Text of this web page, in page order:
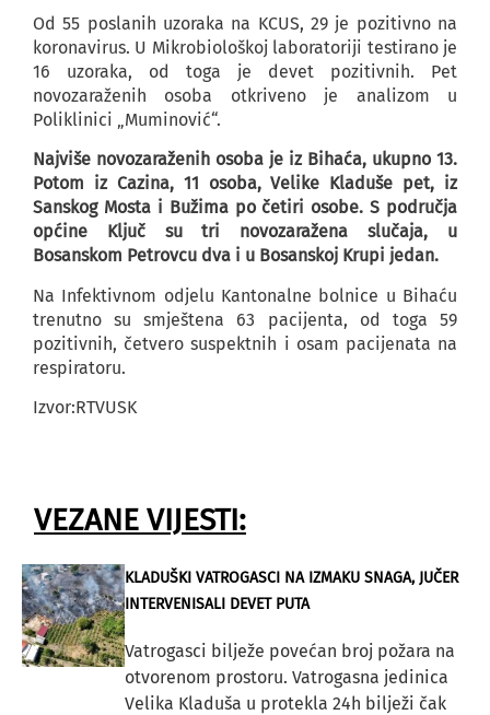
Od 55 poslanih uzoraka na KCUS, 29 je pozitivno na
koronavirus. U Mikrobiološkoj laboratoriji testirano je
16 uzoraka, od toga je devet pozitivnih. Pet
novozaraženih osoba otkriveno je analizom u
Poliklinici „Muminović“.
Najviše novozaraženih osoba je iz Bihaća, ukupno 13.
Potom iz Cazina, 11 osoba, Velike Kladuše pet, iz
Sanskog Mosta i Bužima po četiri osobe. S područja
općine Ključ su tri novozaražena slučaja, u
Bosanskom Petrovcu dva i u Bosanskoj Krupi jedan.
Na Infektivnom odjelu Kantonalne bolnice u Bihaću
trenutno su smještena 63 pacijenta, od toga 59
pozitivnih, četvero suspektnih i osam pacijenata na
respiratoru.
Izvor:RTVUSK
VEZANE VIJESTI:
KLADUŠKI VATROGASCI NA IZMAKU SNAGA, JUČER
INTERVENISALI DEVET PUTA
Vatrogasci bilježe povećan broj požara na
otvorenom prostoru. Vatrogasna jedinica
Velika Kladuša u protekla 24h bilježi čak